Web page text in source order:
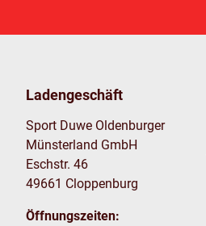
Ladengeschäft
Sport Duwe Oldenburger
Münsterland GmbH
Eschstr. 46
49661 Cloppenburg
Öffnungszeiten: